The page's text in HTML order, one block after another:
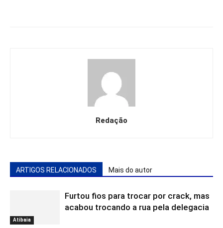
Redação
ARTIGOS RELACIONADOS Mais do autor
Atibaia
Furtou fios para trocar por crack, mas
acabou trocando a rua pela delegacia